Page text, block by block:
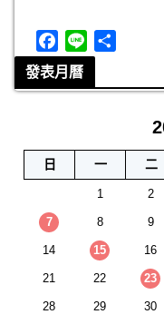
a
c
o
發表月曆
日 一 二
1 2
7 8 9
14 15 16
21 22 23
28 29 30